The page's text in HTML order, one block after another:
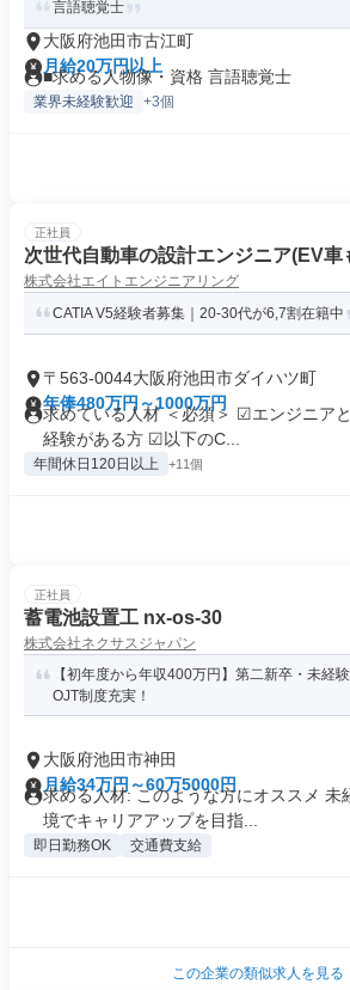
言語聴覚士
大阪府池田市古江町
月給20万円以上
■求める人物像・資格 言語聴覚士
業界未経験歓迎 +3個
正社員
次世代自動車の設計エンジニア(EV車
株式会社エイトエンジニアリング
CATIA V5経験者募集｜20-30代が6,7割在籍中
〒563-0044大阪府池田市ダイハツ町
年俸480万円～1000万円
求めている人材 ＜必須＞ ☑︎エンジニア
経験がある方 ☑︎以下のC...
年間休日120日以上 +11個
正社員
蓄電池設置工 nx-os-30
株式会社ネクサスジャパン
【初年度から年収400万円】第二新卒・未
OJT制度充実！
大阪府池田市神田
月給34万円～60万5000円
求める人材: このような方にオススメ 未
境でキャリアアップを目指...
即日勤務OK 交通費支給
この企業の類似求人を見る